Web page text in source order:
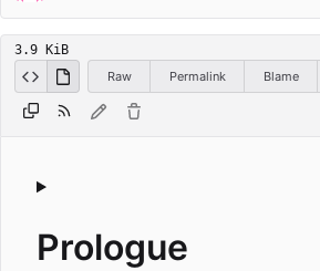
3.9 KiB
Raw
Permalink Blame
Prologue